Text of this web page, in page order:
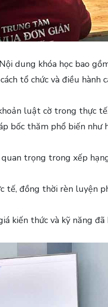
dung khóa học bao
tổ chức và điều hành
luật cờ trong thực
bốc thăm phổ biến như
quan trọng trong xếp
tế, đồng thời rèn luyện
kiến thức và kỹ năng đã